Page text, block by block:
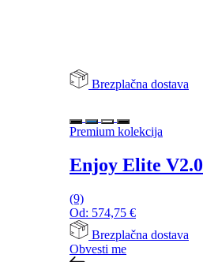
Brezplačna dostava
Premium kolekcija
Enjoy Elite V2.0
(9)
Od: 574,75 €
Brezplačna dostava
Obvesti me